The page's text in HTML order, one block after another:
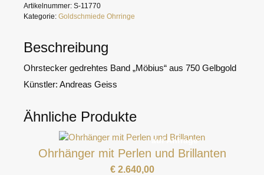
Artikelnummer: S-11770
Kategorie: Goldschmiede Ohrringe
Beschreibung
Ohrstecker gedrehtes Band „Möbius“ aus 750 Gelbgold
Künstler: Andreas Geiss
Ähnliche Produkte
auf Anfrage
Ohrhänger mit Perlen und Brillanten
€2.640,00